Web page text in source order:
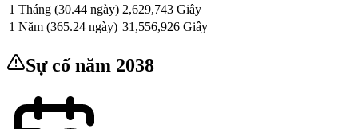
1 Tháng (30.44 ngày) 2,629,743 Giây
1 Năm (365.24 ngày) 31,556,926 Giây
Sự cố năm 2038